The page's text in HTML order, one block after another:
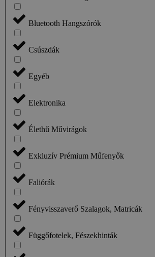
Bluetooth Hangszórók
Csúszdák
Egyéb
Elektronika
Élethű Művirágok
Exkluzív Prémium Műfenyők
Faliórák
Fényvisszaverő Szalagok, Matricák
Függőfotelek, Fészekhinták